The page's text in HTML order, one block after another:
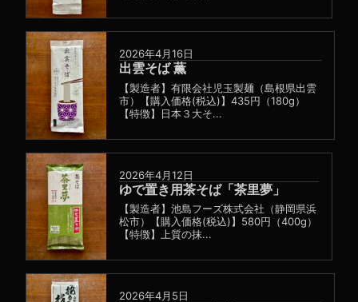
2026年4月16日
出雲そば 薫
【製造者】有限会社児玉製麺（島根県出雲
市）【購入価格(税込)】435円（180g）
【特徴】日本３大そ...
2026年4月12日
ゆで置き用茶そば「茶里夢」
【製造者】池島フーズ株式会社（静岡県浜
松市）【購入価格(税込)】580円（400g）
【特徴】上質の抹...
2026年4月5日